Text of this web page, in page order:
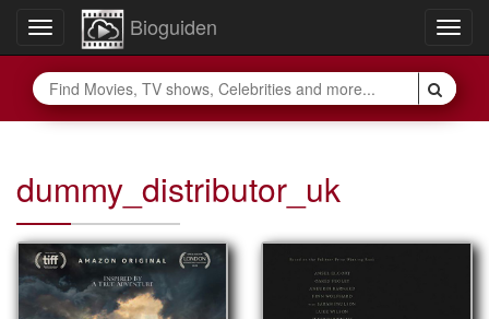
Toggle
navigation
Bioguiden
dummy_distributor_uk